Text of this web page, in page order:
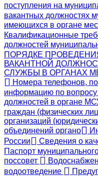
поступления на
вакантных должностях
имеющихся в органе
Квалификационные
должностей
ПОРЯДКЕ
ВАКАНТНОЙ
СЛУЖБЫ В ОРГАНАХ
Номера телефонов,
информацию по
должностей в органе
граждан (физических
организаций
объединений органо
России
Сведения о
Паспорт
поссовет
водоотведение